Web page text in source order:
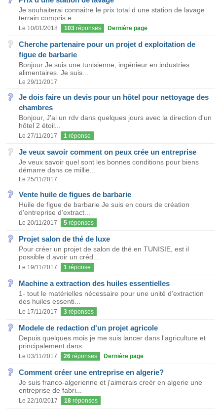
Je souhaiterai connaitre le prix total d une station de lavage
terrain compris e...
Le 10/01/2018 103 réponses Dernière page
Cherche partenaire pour un projet d exploitation de
figue de barbarie
Bonjour Je suis une tunisienne, ingénieur en industries
alimentaires. Je suis...
Le 29/11/2017
Je dois faire un devis pour un hôtel pour nettoyage des
chambres
Bonjour, J'ai un rdv dans quelques jours avec la direction d'un
hôtel 2 étoil...
Le 27/11/2017 1 réponse
Je veux savoir comment on peux crée un entreprise
Je veux savoir quel sont les bonnes conditions pour biens
démarre dans ce millie...
Le 25/11/2017
Vente huile de figues de barbarie
Huile de figue de barbarie Je suis en cours de création
d'entreprise d'extract...
Le 20/11/2017 5 réponses
Projet salon de thé de luxe
Pour créer un projet de salon de thé en TUNISIE, est il
possible d avoir un créd...
Le 19/11/2017 1 réponse
Machine a extraction des huiles essentielles
1- tout le matérielles nécessaire pour une unité d'extraction
des huiles essenti...
Le 17/11/2017 3 réponses
Modele de redaction d'un projet agricole
Depuis quelques mois je me suis lancer dans l'agriculture et
principalement dans...
Le 03/11/2017 26 réponses Dernière page
Comment créer une entreprise en algerie?
Je suis franco-algerienne et j'aimerais creér en algerie une
entreprise de fabri...
Le 22/10/2017 18 réponses